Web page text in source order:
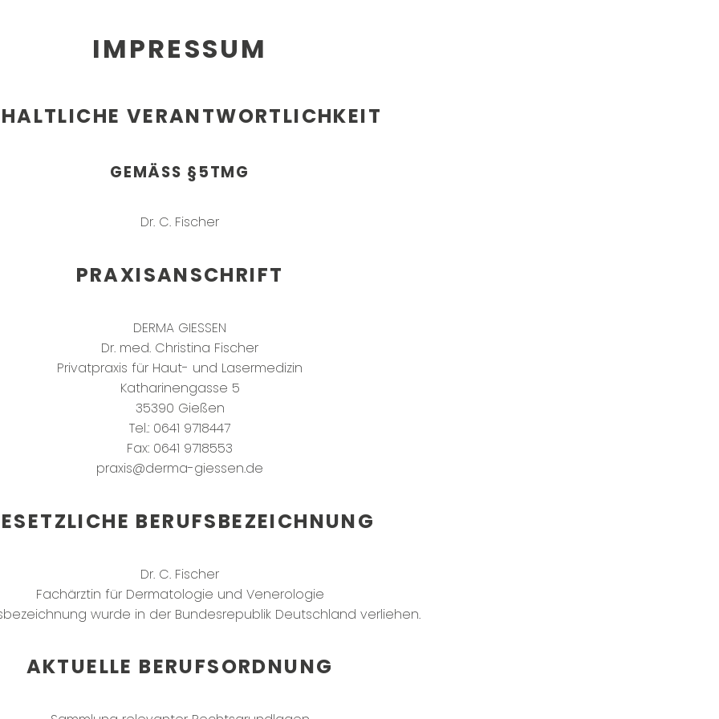
IMPRESSUM
VERANTWORTLICHKEIT
GEMÄSS §5TMG
Dr. C. Fischer
PRAXISANSCHRIFT
DERMA GIESSEN
Dr. med. Christina Fischer
Privatpraxis für Haut- und Lasermedizin
Katharinengasse 5
35390 Gießen
Tel.: 0641 9718447
Fax: 0641 9718553
praxis@derma-giessen.de
BERUFSBEZEICHNUNG
Dr. C. Fischer
Fachärztin für Dermatologie und Venerologie
wurde in der Bundesrepublik Deutschland verliehen.
AKTUELLE BERUFSORDNUNG